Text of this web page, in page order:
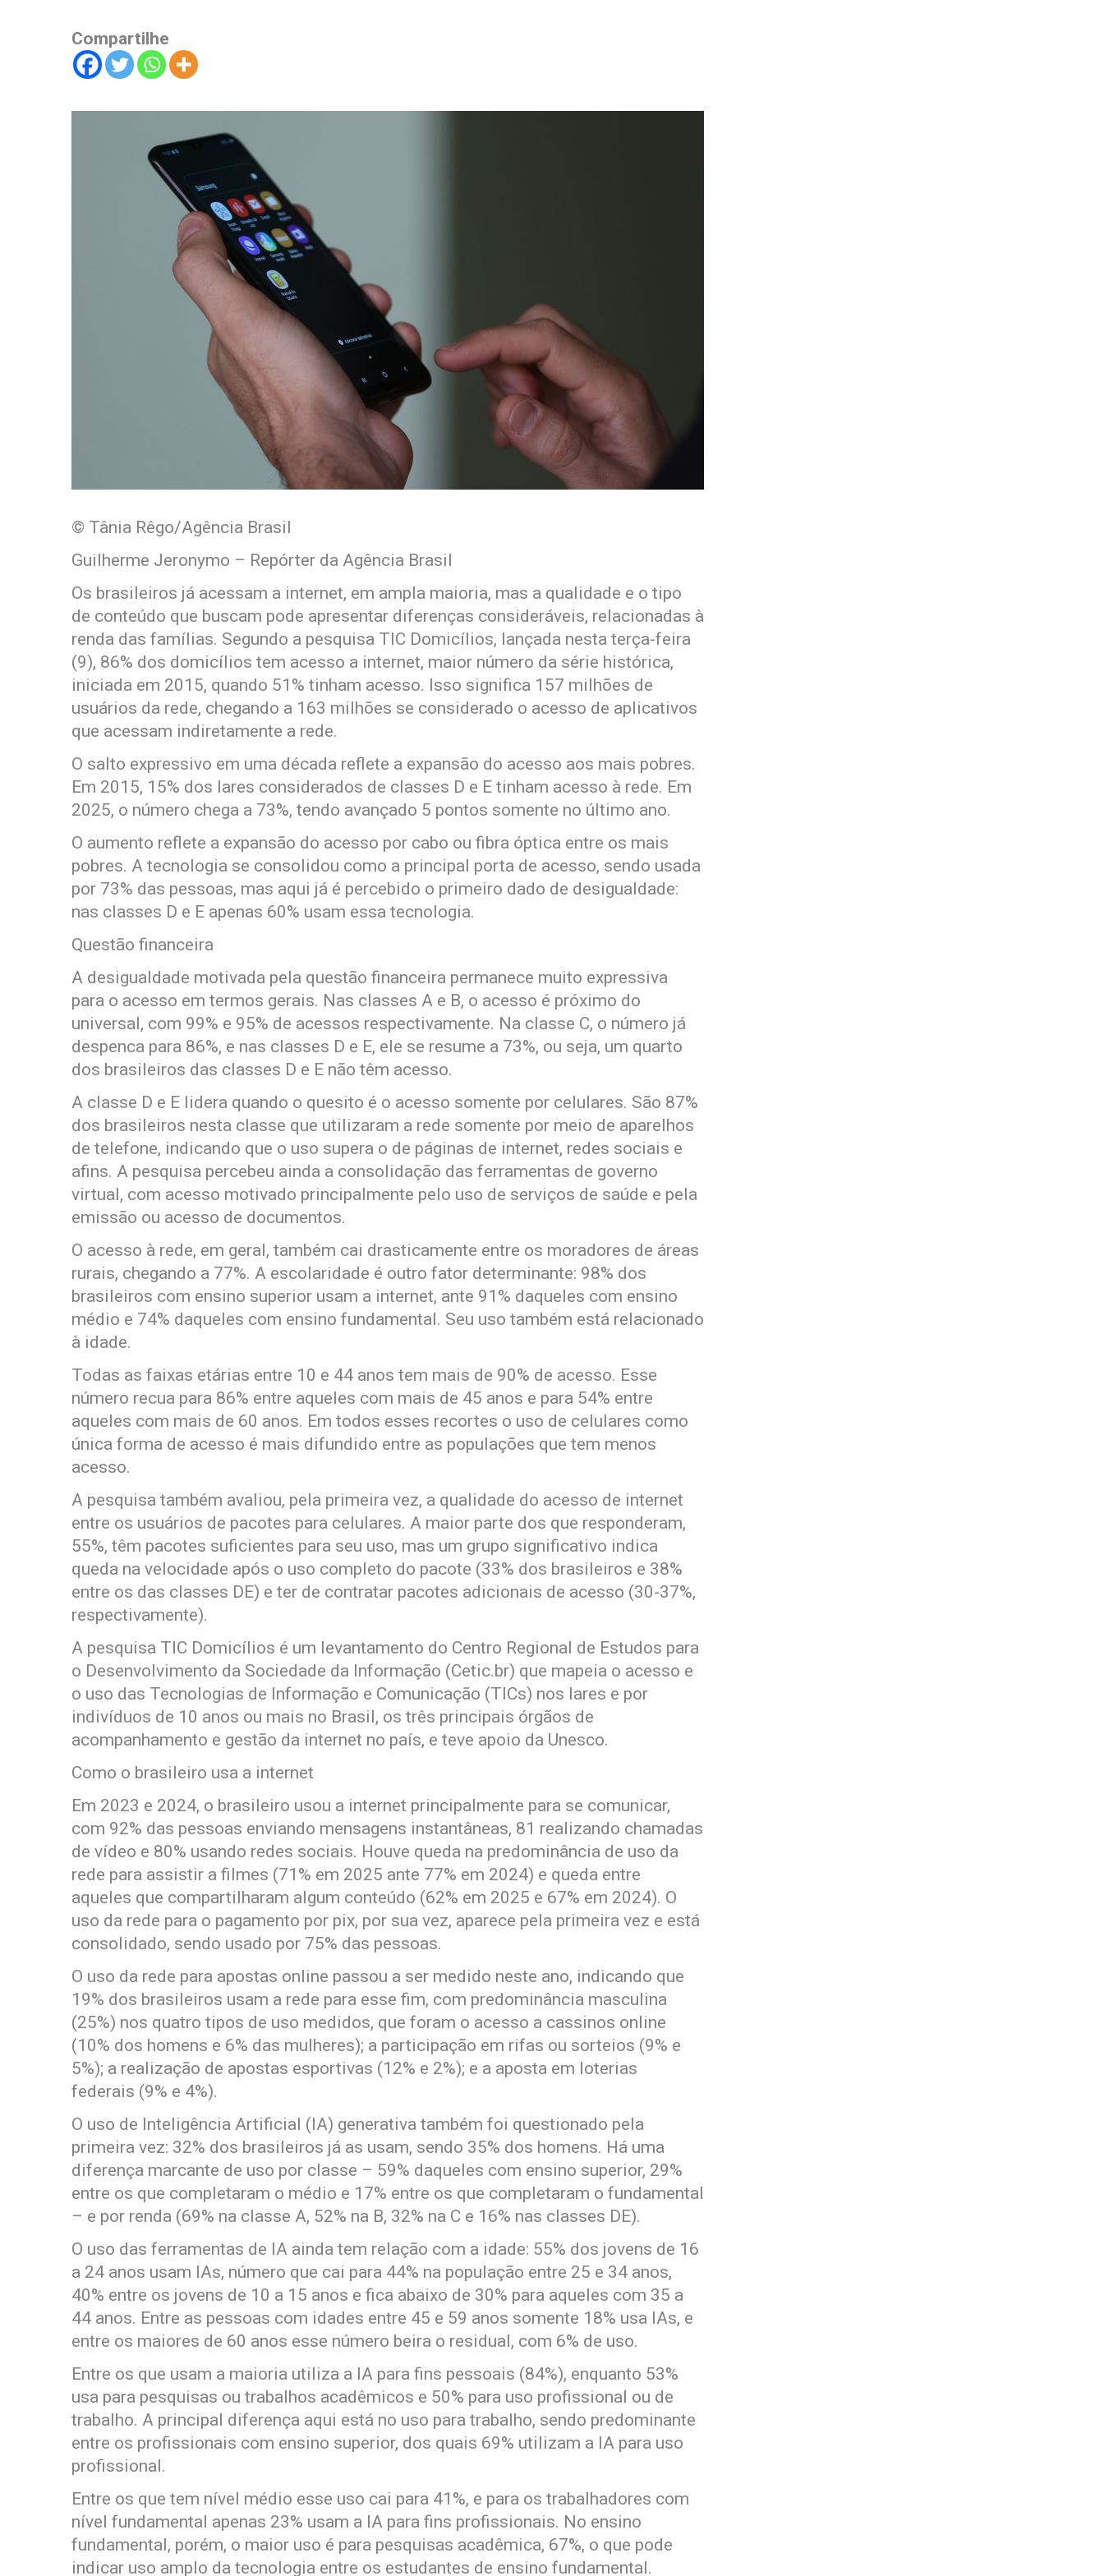
Compartilhe
© Tânia Rêgo/Agência Brasil
Guilherme Jeronymo – Repórter da Agência Brasil
Os brasileiros já acessam a internet, em ampla maioria, mas a qualidade e o tipo
de conteúdo que buscam pode apresentar diferenças consideráveis, relacionadas à
renda das famílias. Segundo a pesquisa TIC Domicílios, lançada nesta terça-feira
(9), 86% dos domicílios tem acesso a internet, maior número da série histórica,
iniciada em 2015, quando 51% tinham acesso. Isso significa 157 milhões de
usuários da rede, chegando a 163 milhões se considerado o acesso de aplicativos
que acessam indiretamente a rede.
O salto expressivo em uma década reflete a expansão do acesso aos mais pobres.
Em 2015, 15% dos lares considerados de classes D e E tinham acesso à rede. Em
2025, o número chega a 73%, tendo avançado 5 pontos somente no último ano.
O aumento reflete a expansão do acesso por cabo ou fibra óptica entre os mais
pobres. A tecnologia se consolidou como a principal porta de acesso, sendo usada
por 73% das pessoas, mas aqui já é percebido o primeiro dado de desigualdade:
nas classes D e E apenas 60% usam essa tecnologia.
Questão financeira
A desigualdade motivada pela questão financeira permanece muito expressiva
para o acesso em termos gerais. Nas classes A e B, o acesso é próximo do
universal, com 99% e 95% de acessos respectivamente. Na classe C, o número já
despenca para 86%, e nas classes D e E, ele se resume a 73%, ou seja, um quarto
dos brasileiros das classes D e E não têm acesso.
A classe D e E lidera quando o quesito é o acesso somente por celulares. São 87%
dos brasileiros nesta classe que utilizaram a rede somente por meio de aparelhos
de telefone, indicando que o uso supera o de páginas de internet, redes sociais e
afins. A pesquisa percebeu ainda a consolidação das ferramentas de governo
virtual, com acesso motivado principalmente pelo uso de serviços de saúde e pela
emissão ou acesso de documentos.
O acesso à rede, em geral, também cai drasticamente entre os moradores de áreas
rurais, chegando a 77%. A escolaridade é outro fator determinante: 98% dos
brasileiros com ensino superior usam a internet, ante 91% daqueles com ensino
médio e 74% daqueles com ensino fundamental. Seu uso também está relacionado
à idade.
Todas as faixas etárias entre 10 e 44 anos tem mais de 90% de acesso. Esse
número recua para 86% entre aqueles com mais de 45 anos e para 54% entre
aqueles com mais de 60 anos. Em todos esses recortes o uso de celulares como
única forma de acesso é mais difundido entre as populações que tem menos
acesso.
A pesquisa também avaliou, pela primeira vez, a qualidade do acesso de internet
entre os usuários de pacotes para celulares. A maior parte dos que responderam,
55%, têm pacotes suficientes para seu uso, mas um grupo significativo indica
queda na velocidade após o uso completo do pacote (33% dos brasileiros e 38%
entre os das classes DE) e ter de contratar pacotes adicionais de acesso (30-37%,
respectivamente).
A pesquisa TIC Domicílios é um levantamento do Centro Regional de Estudos para
o Desenvolvimento da Sociedade da Informação (Cetic.br) que mapeia o acesso e
o uso das Tecnologias de Informação e Comunicação (TICs) nos lares e por
indivíduos de 10 anos ou mais no Brasil, os três principais órgãos de
acompanhamento e gestão da internet no país, e teve apoio da Unesco.
Como o brasileiro usa a internet
Em 2023 e 2024, o brasileiro usou a internet principalmente para se comunicar,
com 92% das pessoas enviando mensagens instantâneas, 81 realizando chamadas
de vídeo e 80% usando redes sociais. Houve queda na predominância de uso da
rede para assistir a filmes (71% em 2025 ante 77% em 2024) e queda entre
aqueles que compartilharam algum conteúdo (62% em 2025 e 67% em 2024). O
uso da rede para o pagamento por pix, por sua vez, aparece pela primeira vez e está
consolidado, sendo usado por 75% das pessoas.
O uso da rede para apostas online passou a ser medido neste ano, indicando que
19% dos brasileiros usam a rede para esse fim, com predominância masculina
(25%) nos quatro tipos de uso medidos, que foram o acesso a cassinos online
(10% dos homens e 6% das mulheres); a participação em rifas ou sorteios (9% e
5%); a realização de apostas esportivas (12% e 2%); e a aposta em loterias
federais (9% e 4%).
O uso de Inteligência Artificial (IA) generativa também foi questionado pela
primeira vez: 32% dos brasileiros já as usam, sendo 35% dos homens. Há uma
diferença marcante de uso por classe – 59% daqueles com ensino superior, 29%
entre os que completaram o médio e 17% entre os que completaram o fundamental
– e por renda (69% na classe A, 52% na B, 32% na C e 16% nas classes DE).
O uso das ferramentas de IA ainda tem relação com a idade: 55% dos jovens de 16
a 24 anos usam IAs, número que cai para 44% na população entre 25 e 34 anos,
40% entre os jovens de 10 a 15 anos e fica abaixo de 30% para aqueles com 35 a
44 anos. Entre as pessoas com idades entre 45 e 59 anos somente 18% usa IAs, e
entre os maiores de 60 anos esse número beira o residual, com 6% de uso.
Entre os que usam a maioria utiliza a IA para fins pessoais (84%), enquanto 53%
usa para pesquisas ou trabalhos acadêmicos e 50% para uso profissional ou de
trabalho. A principal diferença aqui está no uso para trabalho, sendo predominante
entre os profissionais com ensino superior, dos quais 69% utilizam a IA para uso
profissional.
Entre os que tem nível médio esse uso cai para 41%, e para os trabalhadores com
nível fundamental apenas 23% usam a IA para fins profissionais. No ensino
fundamental, porém, o maior uso é para pesquisas acadêmica, 67%, o que pode
indicar uso amplo da tecnologia entre os estudantes de ensino fundamental.